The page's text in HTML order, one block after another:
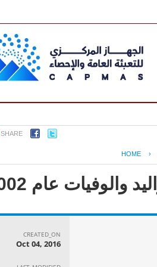
SHARE
HOME ›
عام 2002
CREATED_ON
Oct 04, 2016